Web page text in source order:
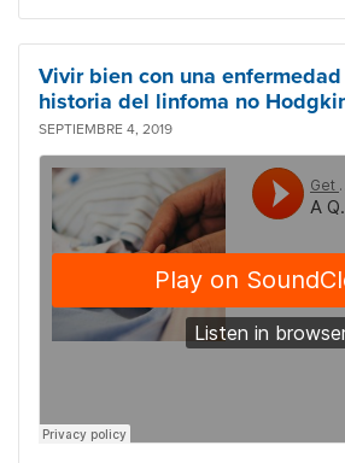
Vivir bien con una
historia del linfoma no
SEPTIEMBRE 4, 2019